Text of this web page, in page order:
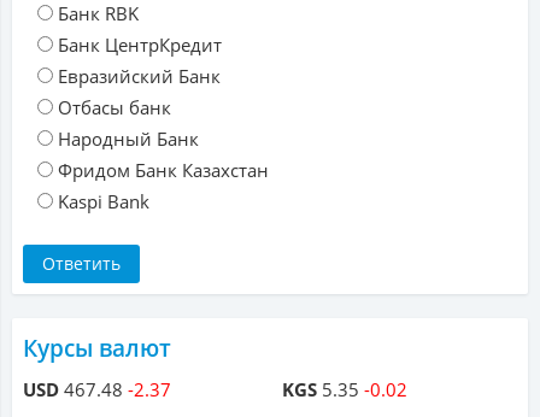
Банк RBK
Банк ЦентрКредит
Евразийский Банк
Отбасы банк
Народный Банк
Фридом Банк Казахстан
Kaspi Bank
Курсы валют
USD 467.48 -2.37
KGS 5.35 -0.02